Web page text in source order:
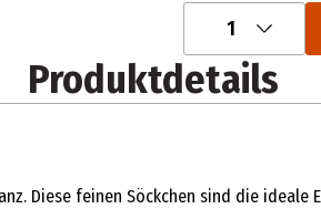
1
Produktdetails
Diese feinen Söckchen sind die